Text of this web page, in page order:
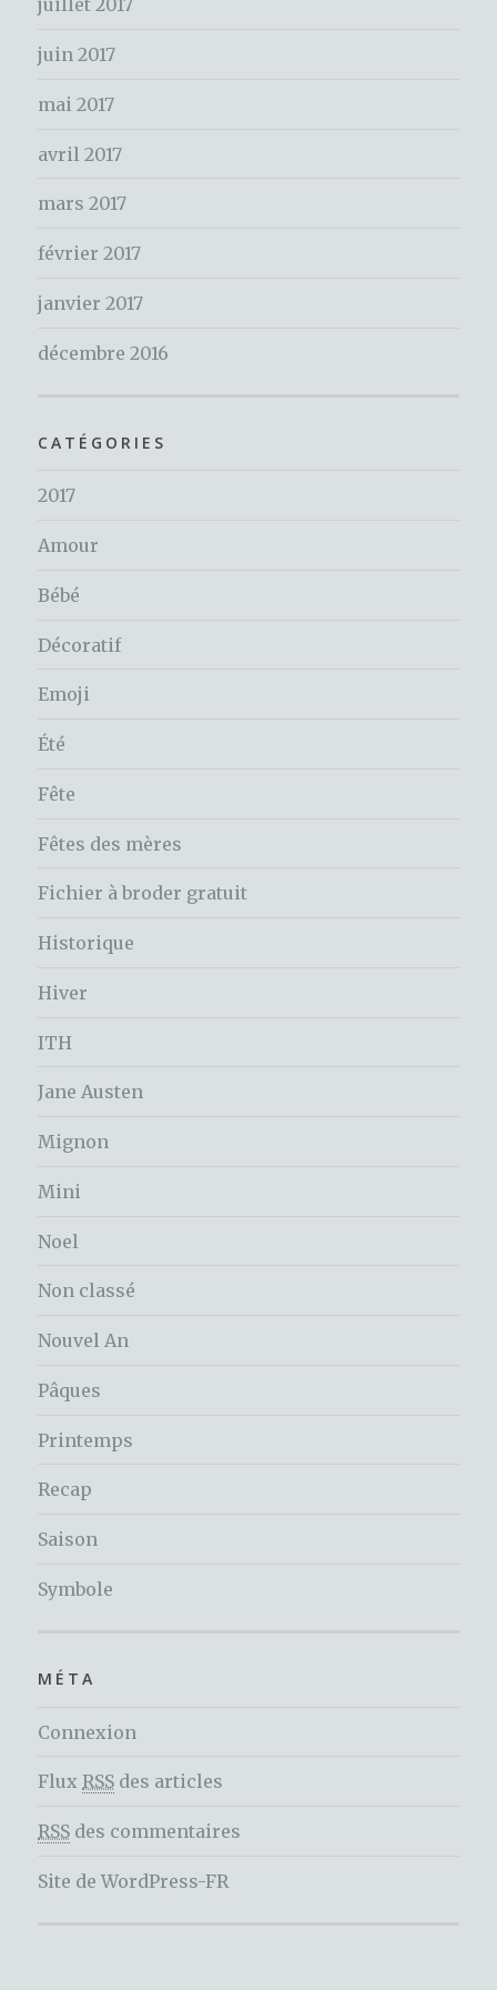
:
juillet 2017
juin 2017
mai 2017
avril 2017
mars 2017
février 2017
janvier 2017
décembre 2016
CATÉGORIES
2017
Amour
Bébé
Décoratif
Emoji
Été
Fête
Fêtes des mères
Fichier à broder gratuit
Historique
Hiver
ITH
Jane Austen
Mignon
Mini
Noel
Non classé
Nouvel An
Pâques
Printemps
Recap
Saison
Symbole
MÉTA
Connexion
Flux RSS des articles
RSS des commentaires
Site de WordPress-FR